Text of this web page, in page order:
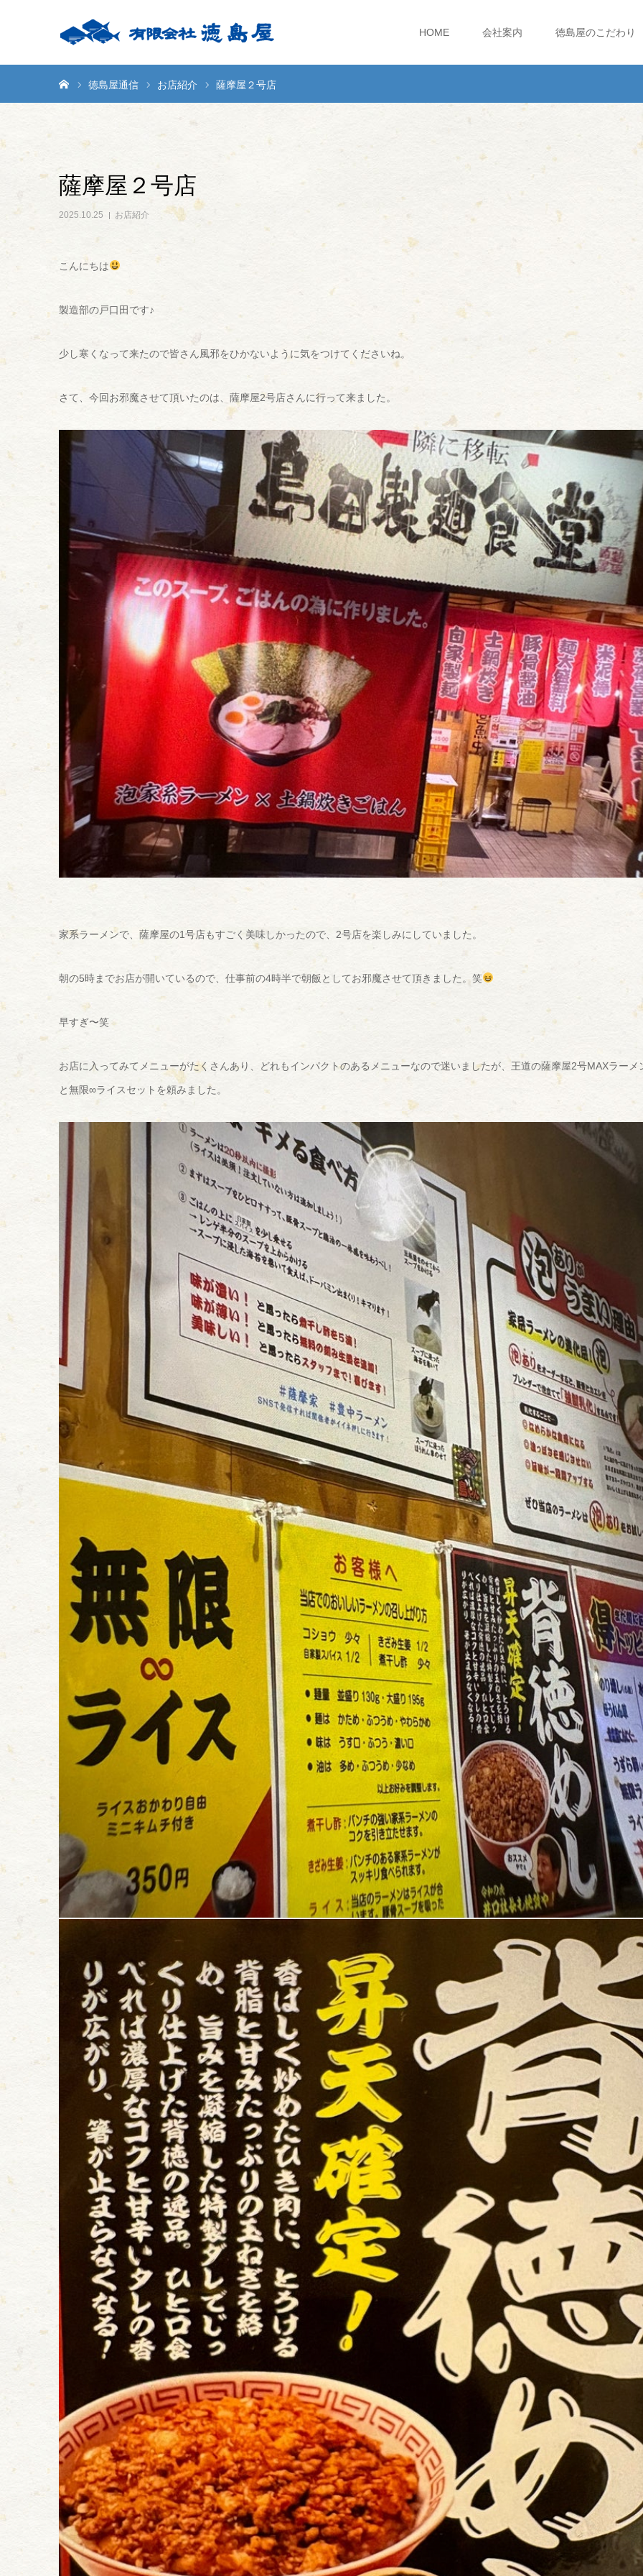
HOME 会社案内 徳島屋のこだわり
徳島屋通信 お店紹介 薩摩屋２号店
薩摩屋２号店
2025.10.25 お店紹介
こんにちは
製造部の戸口田です♪
少し寒くなって来たので皆さん風邪をひかないように気をつけてくださいね。
さて、今回お邪魔させて頂いたのは、薩摩屋2号店さんに行って来ました。
家系ラーメンで、薩摩屋の1号店もすごく美味しかったので、2号店を楽しみにしていました。
朝の5時までお店が開いているので、仕事前の4時半で朝飯としてお邪魔させて頂きました。笑
早すぎ〜笑
お店に入ってみてメニューがたくさんあり、どれもインパクトのあるメニューなので迷いましたが、王道の薩摩屋2号MAXラーメ
と無限∞ライスセットを頼みました。